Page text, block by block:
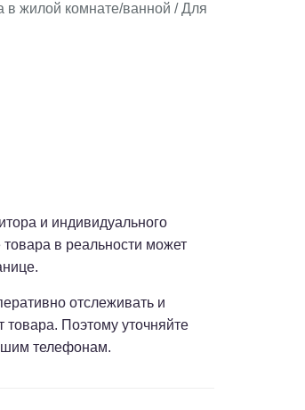
жилой комнате/ванной / Для
и индивидуального
в реальности может
отслеживать и
товара. Поэтому уточняйте
телефонам.